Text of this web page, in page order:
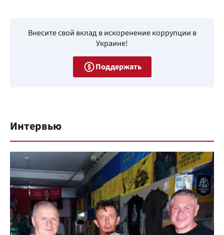
Внесите свой вклад в искоренение коррупции в
Украине!
Поддержать
Интервью